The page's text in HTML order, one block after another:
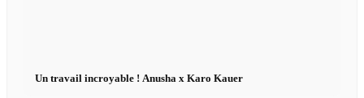
Un travail incroyable ! Anusha x Karo Kauer